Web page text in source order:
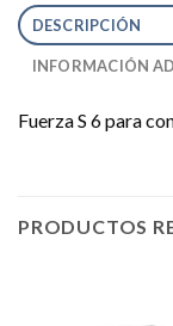
DESCRIPCIÓN
INFORMACIÓN
Fuerza S 6 para
PRODUCTOS